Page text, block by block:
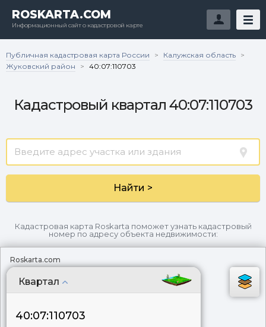
ROSKARTA.COM
Информационный сайт о кадастровой карте
Публичная кадастровая карта России > Калужская область >
Жуковский район
> 40:07:110703
Кадастровый квартал 40:07:110703
Найти >
Кадастровая карта Roskarta поможет узнать кадастровый
номер по адресу объекта недвижимости:
Roskarta.com
Квартал
40:07:110703